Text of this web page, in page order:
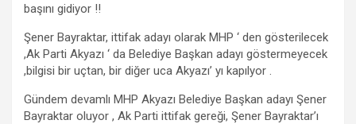
başını gidiyor !!
Şener Bayraktar, ittifak adayı olarak MHP ‘ den gösterilecek
,Ak Parti Akyazı ‘ da Belediye Başkan adayı göstermeyecek
,bilgisi bir uçtan, bir diğer uca Akyazı’ yı kapılyor .
Gündem devamlı MHP Akyazı Belediye Başkan adayı Şener
Bayraktar oluyor , Ak Parti ittifak gereği, Şener Bayraktar’ı